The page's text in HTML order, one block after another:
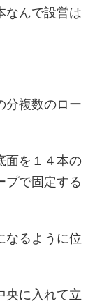
なんで設営は
分複数のロー
面を１４本の
プで固定する
なるように位
央に入れて立